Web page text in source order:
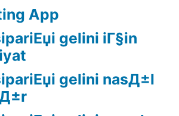
App
gelini iГ§in
gelini nasД±l